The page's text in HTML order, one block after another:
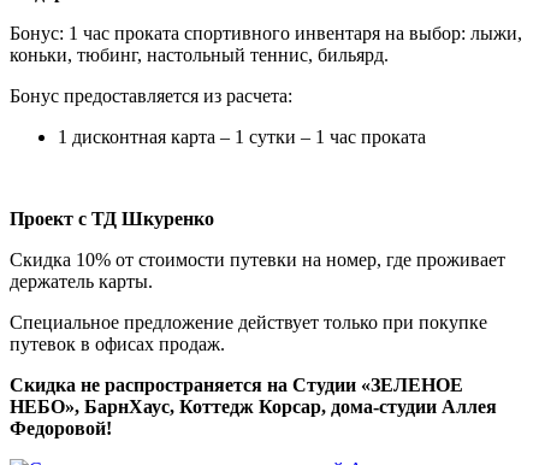
Бонус: 1 час проката спортивного инвентаря на выбор: лыжи,
коньки, тюбинг, настольный теннис, бильярд.
Бонус предоставляется из расчета:
1 дисконтная карта – 1 сутки – 1 час проката
Проект с ТД Шкуренко
Скидка 10% от стоимости путевки на номер, где проживает
держатель карты.
Специальное предложение действует только при покупке
путевок в офисах продаж.
Скидка не распространяется на Студии «ЗЕЛЕНОЕ
НЕБО», БарнХаус, Коттедж Корсар, дома-студии Аллея
Федоровой!